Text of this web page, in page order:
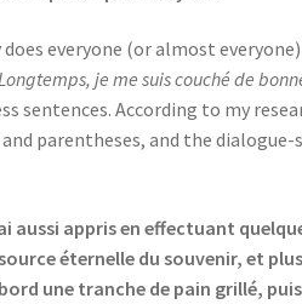
everyone (or almost
je me suis couché de
sentences. According to my
and parentheses, and the
aussi appris en effectuant
éternelle du souvenir, et
une tranche de pain grillé,